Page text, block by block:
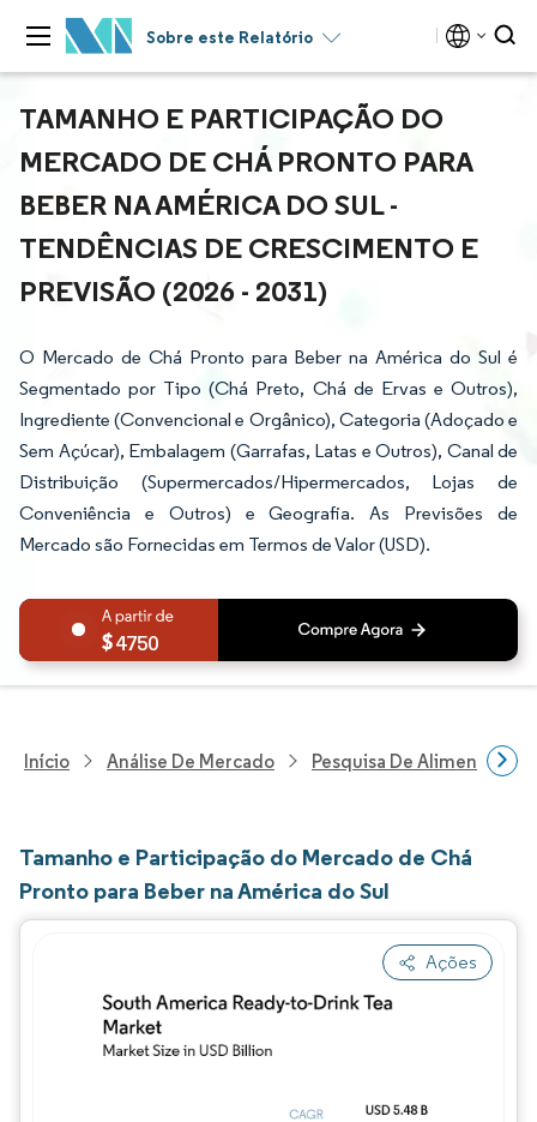
Sobre este Relatório
TAMANHO E PARTICIPAÇÃO DO
MERCADO DE CHÁ PRONTO PARA
BEBER NA AMÉRICA DO SUL -
TENDÊNCIAS DE CRESCIMENTO E
PREVISÃO (2026 - 2031)
O Mercado de Chá Pronto para Beber na América do Sul é
Segmentado por Tipo (Chá Preto, Chá de Ervas e Outros),
Ingrediente (Convencional e Orgânico), Categoria (Adoçado e
Sem Açúcar), Embalagem (Garrafas, Latas e Outros), Canal de
Distribuição (Supermercados/Hipermercados, Lojas de
Conveniência e Outros) e Geografia. As Previsões de
Mercado são Fornecidas em Termos de Valor (USD).
4750
Início Análise De Mercado Pesquisa De Alimentos E
Tamanho e Participação do Mercado de Chá
Pronto para Beber na América do Sul
Ações